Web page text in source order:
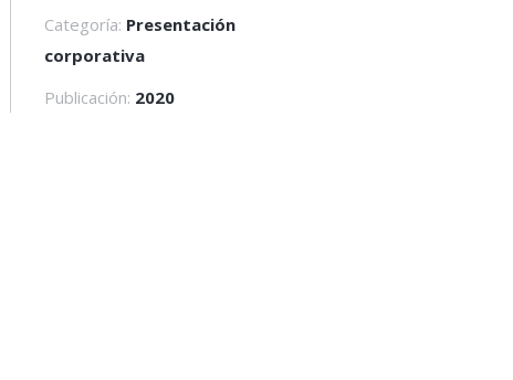
Categoría: Presentación
corporativa
Publicación: 2020